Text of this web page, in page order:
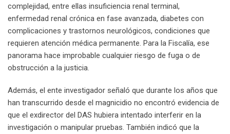
complejidad, entre ellas insuficiencia renal terminal,
enfermedad renal crónica en fase avanzada, diabetes con
complicaciones y trastornos neurológicos, condiciones que
requieren atención médica permanente. Para la Fiscalía, ese
panorama hace improbable cualquier riesgo de fuga o de
obstrucción a la justicia.
Además, el ente investigador señaló que durante los años que
han transcurrido desde el magnicidio no encontró evidencia de
que el exdirector del DAS hubiera intentado interferir en la
investigación o manipular pruebas. También indicó que la